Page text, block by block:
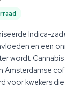
Indica-
en een
wordt.
Amsterdamse
voor kwekers